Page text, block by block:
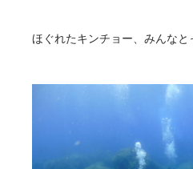
ほぐれたキンチョー、みんなと